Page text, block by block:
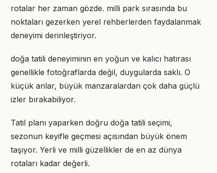
rotalar her zaman gözde. milli park sırasında bu
noktaları gezerken yerel rehberlerden faydalanmak
deneyimi derinleştiriyor.
doğa tatili deneyiminin en yoğun ve kalıcı hatırası
genellikle fotoğraflarda değil, duygularda saklı. O
küçük anlar, büyük manzaralardan çok daha güçlü
izler bırakabiliyor.
Tatil planı yaparken doğru doğa tatili seçimi,
sezonun keyifle geçmesi açısından büyük önem
taşıyor. Yerli ve milli güzellikler de en az dünya
rotaları kadar değerli.